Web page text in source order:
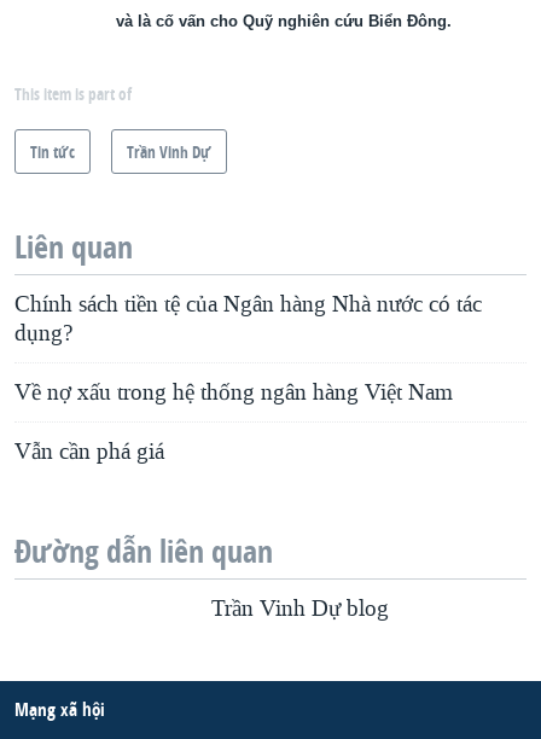
và là cố vấn cho Quỹ nghiên cứu Biển Đông.
This item is part of
Tin tức Trần Vinh Dự
Liên quan
Chính sách tiền tệ của Ngân hàng Nhà nước có tác
dụng?
Về nợ xấu trong hệ thống ngân hàng Việt Nam
Vẫn cần phá giá
Đường dẫn liên quan
Trần Vinh Dự blog
Mạng xã hội